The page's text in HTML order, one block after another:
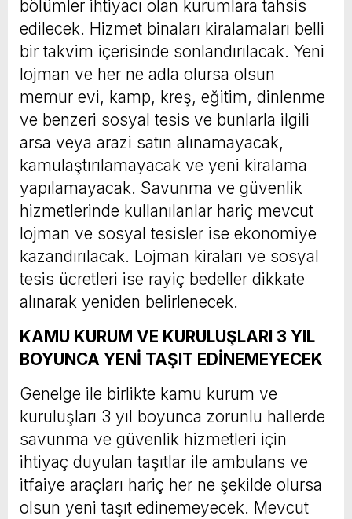
bölümler ihtiyacı olan kurumlara tahsis
edilecek. Hizmet binaları kiralamaları belli
bir takvim içerisinde sonlandırılacak. Yeni
lojman ve her ne adla olursa olsun
memur evi, kamp, kreş, eğitim, dinlenme
ve benzeri sosyal tesis ve bunlarla ilgili
arsa veya arazi satın alınamayacak,
kamulaştırılamayacak ve yeni kiralama
yapılamayacak. Savunma ve güvenlik
hizmetlerinde kullanılanlar hariç mevcut
lojman ve sosyal tesisler ise ekonomiye
kazandırılacak. Lojman kiraları ve sosyal
tesis ücretleri ise rayiç bedeller dikkate
alınarak yeniden belirlenecek.
KAMU KURUM VE KURULUŞLARI 3 YIL
BOYUNCA YENİ TAŞIT EDİNEMEYECEK
Genelge ile birlikte kamu kurum ve
kuruluşları 3 yıl boyunca zorunlu hallerde
savunma ve güvenlik hizmetleri için
ihtiyaç duyulan taşıtlar ile ambulans ve
itfaiye araçları hariç her ne şekilde olursa
olsun yeni taşıt edinemeyecek. Mevcut